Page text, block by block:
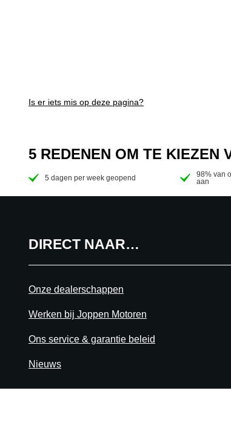
Is er iets mis op deze pagina?
5 REDENEN OM TE KIEZEN
5 dagen per week geopend
98% van
aan
DIRECT NAAR…
Onze dealerschappen
Werken bij Joppen Motoren
Ons service & garantie beleid
Nieuws